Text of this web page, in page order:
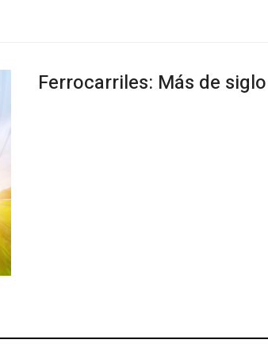
Ferrocarriles: Más de